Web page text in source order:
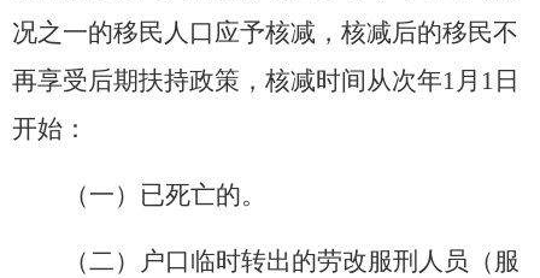
况之一的移民人口应予核减，核减后的移民不
再享受后期扶持政策，核减时间从次年1 月 1 日
开始 ：
（一） 已死亡的。
（二） 户口临时转出的劳改服刑人员 （ 服